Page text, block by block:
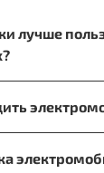
лучше
Или
знать